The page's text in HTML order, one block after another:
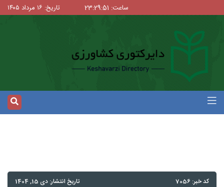
ساعت: 23:29:52 تاریخ: ۱۶ مرداد ۱۴۰۵
کد خبر: 7056 تاریخ انتشار: دی 15, 1404